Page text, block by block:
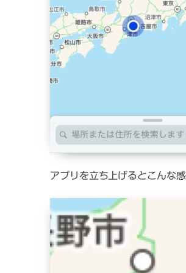
アプリを立ち上げるとこんな